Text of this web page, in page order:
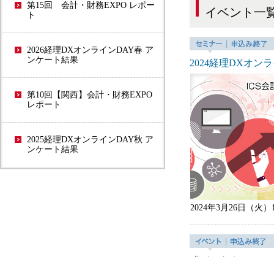
第15回 会計・財務EXPO レポー
ト
2026経理DXオンラインDAY春 ア
ンケート結果
第10回【関西】会計・財務EXPO
レポート
2025経理DXオンラインDAY秋 ア
ンケート結果
イベント一
2024経理DXオン
2024年3月26日（火）